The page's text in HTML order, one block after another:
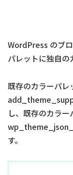
WordPress のブ
パレットに独自の
既存のカラーパレ
し、既存のカラ
す。